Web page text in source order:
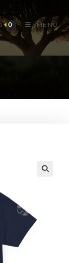
0 MENU